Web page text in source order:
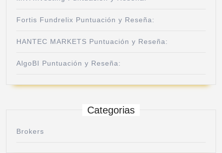
Fortis Fundrelix Puntuación y Reseña:
HANTEC MARKETS Puntuación y Reseña:
AlgoBI Puntuación y Reseña:
Categorias
Brokers